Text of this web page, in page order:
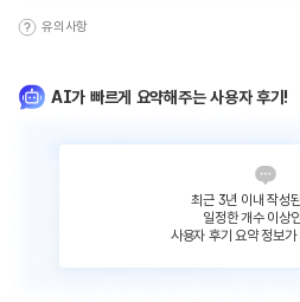
유의사항
AI가 빠르게 요약해주는 사용자 후기!
최근 3년 이내 작성
일정한 개수 이상
사용자 후기 요약 정보가